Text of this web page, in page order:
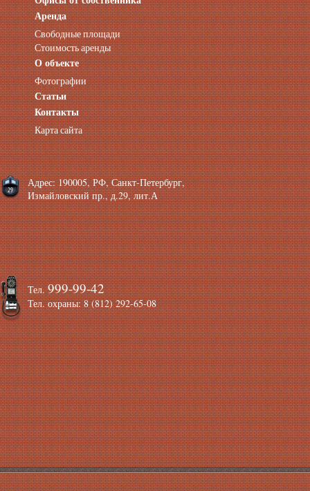
Аренда помещений от собственника
Аренда конференц-зала СПб
Офисы у метро
Офисы в Адмиралтейском районе
Помещения с отдельным входом
Небольшие офисы
Аренда офиса около метро
Снять помещение у метро
Аренда помещений у метро
Аренда помещений район Адмиралтейский
Аренда офиса Технологический институт
Аренда помещений Фрунзенская
Аренда
Свободные площади
Стоимость аренды
О объекте
Фотографии
Статьи
Контакты
Карта сайта
Тел.999-99-42
Тел. охраны: 8 (812) 292-65-08
Адрес: 190005, РФ, Санкт-Петербург,
Измайловский пр., д.29, лит.А